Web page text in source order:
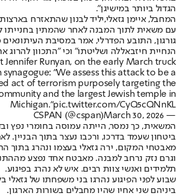
הגדול ביותר במישיגן".
המחבל, איימן גזאלי,
עם משאית לתוך המבנה לאחר שהמתין בחנייתו
גורגון, התובע הפדרלי, אמר במסיבת העיתונאים
הנחיית חיזבאללה ושליטתו״ וכי ״התכוון להרוג
Jennifer Runyan, on the early March truck
"We assess this attack to be a
act of terrorism purposely targeting the
and the largest Jewish temple in
Michigan."pic.twitter.com/CyQ5cQNnKL
— CSPAN (@cspan)
March 30, 2026
המשאית, כך נמסר, הייתה עמוסה בחומרי נפץ
ביטחון שעמד בדרכו, ורכבו נעצר בתוך הבניין.
מאבטחי המקום, ירה גזאלי בעצמו ונהרג בתוך
וגרם נזק נרחב למבנה. מאבטח אחד נפצע
תלמידים ואנשי צוות רבים. איש לא נהרג בפיגוע.
שבוע לפני הפיגוע נהרגו בני משפחתו של גזאלי
ביניהם שני אחיו שהיו מחבלים בשורות הארגון.